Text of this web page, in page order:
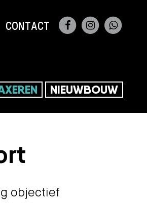
CONTACT FACEBOOK
NIEUWBOUW
objectief